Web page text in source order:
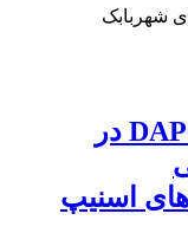
شهربابک
مقایسة روش‌های PCA و DAPC در
اسنیپ